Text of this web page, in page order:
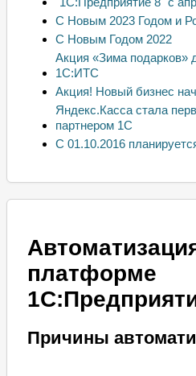
С Новым 2023 Годом и
С Новым Годом 2022
Акция «Зима подарков»
1С:ИТС
Акция! Новый бизнес
Яндекс.Касса стала
партнером 1С
С 01.10.2016
платформе
Причины